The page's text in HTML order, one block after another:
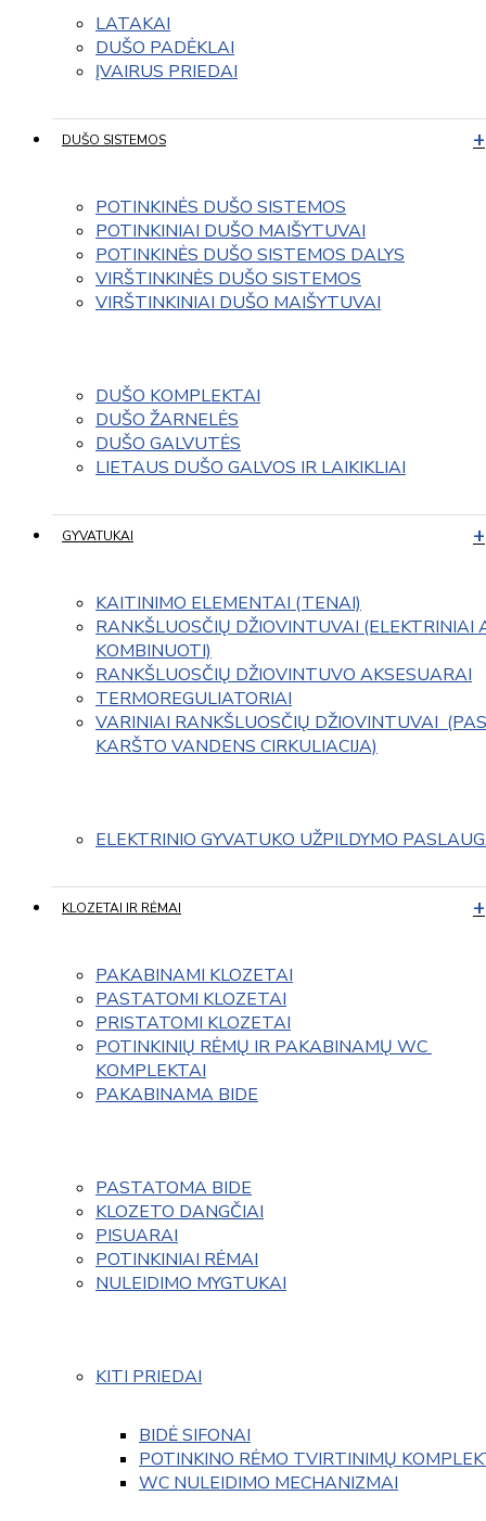
LATAKAI
DUŠO PADĖKLAI
ĮVAIRUS PRIEDAI
DUŠO SISTEMOS
POTINKINĖS DUŠO SISTEMOS
POTINKINIAI DUŠO MAIŠYTUVAI
POTINKINĖS DUŠO SISTEMOS DALYS
VIRŠTINKINĖS DUŠO SISTEMOS
VIRŠTINKINIAI DUŠO MAIŠYTUVAI
DUŠO KOMPLEKTAI
DUŠO ŽARNELĖS
DUŠO GALVUTĖS
LIETAUS DUŠO GALVOS IR LAIKIKLIAI
GYVATUKAI
KAITINIMO ELEMENTAI (TENAI)
RANKŠLUOSČIŲ DŽIOVINTUVAI (ELEKTRINIAI
KOMBINUOTI)
RANKŠLUOSČIŲ DŽIOVINTUVO AKSESUARAI
TERMOREGULIATORIAI
VARINIAI RANKŠLUOSČIŲ DŽIOVINTUVAI
KARŠTO VANDENS CIRKULIACIJA)
ELEKTRINIO GYVATUKO UŽPILDYMO
KLOZETAI IR RĖMAI
PAKABINAMI KLOZETAI
PASTATOMI KLOZETAI
PRISTATOMI KLOZETAI
POTINKINIŲ RĖMŲ IR PAKABINAMŲ WC
KOMPLEKTAI
PAKABINAMA BIDE
PASTATOMA BIDE
KLOZETO DANGČIAI
PISUARAI
POTINKINIAI RĖMAI
NULEIDIMO MYGTUKAI
KITI PRIEDAI
BIDĖ SIFONAI
POTINKINO RĖMO TVIRTINIMŲ
WC NULEIDIMO MECHANIZMAI